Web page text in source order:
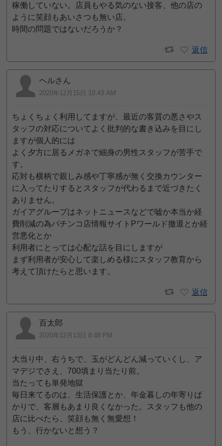
稼働していない。店員もやる気のない接客、他の店の
ように笑顔もあいさつも無い店。
時間の問題ではないだろうか？
返信
ヘルさん
2020年12月15日 10:43 AM
ちょくちょく利用してますが、最近の客質の悪さやス
タッフの対応についてよく批判的な書き込みを目にし
ますが個人的には
よく夕方に居るメガネで細身の男性スタッフが苦手で
す。
応対も横柄で親しみ感や丁寧感が無く交換カウンター
に入ってたりするとスタッフが代わるまで近づきたく
ありません。
ガイアグループはネットニュースなどで嘘か本当か経
費削減の為パチンコ店情報サイトPワールド撤退とか経
営悪化とか
利用者にとっては心配な話を目にしますが
まず利用者が安心して楽しめる様にスタッフ教育から
考えて頂けたらと思います。
返信
百太郎
2020年12月13日 8:48 PM
大当り中、右うちで、玉がどんどん減っていくし、ア
マデジでさえ、700填まり当たり前。
当たっても単発地獄
毎日来てるのは、生活保護とか、年金暮しの年寄りば
かりで、客層もあまり良くなかった。スタッフも他の
店に比べたら、笑顔も無く無愛想！
もう、行かないと想う？